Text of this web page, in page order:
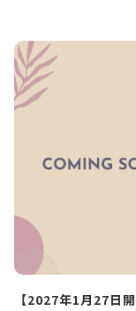
【2027年1月27日開